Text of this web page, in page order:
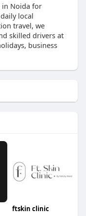
in Noida for
local
travel, we
skilled drivers at
business
ftskin clinic